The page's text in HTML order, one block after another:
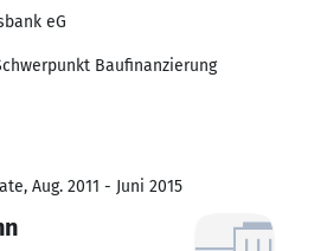
eG
Baufinanzierung
Aug. 2011 - Juni 2015